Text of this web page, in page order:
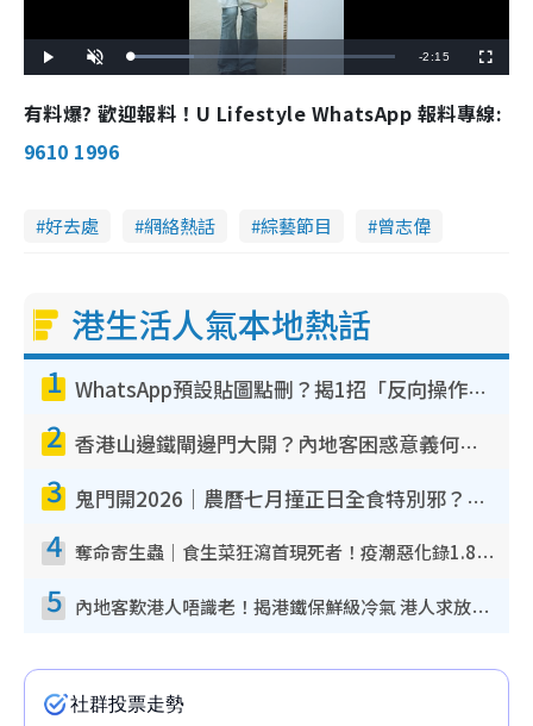
l
n
t
e
L
o
e
d
R
n
m
-2:15
u
s
c
有料爆? 歡迎報料！U Lifestyle WhatsApp 報料專線:
9610 1996
好去處 網絡熱話 綜藝節目 曾志偉
港生活人氣本地熱話
1 WhatsApp預設貼圖點刪？揭1招「反向操作」還原簡潔介面 附3步實測教學
2 香港山邊鐵閘邊門大開？內地客困惑意義何在！網民神回覆：呢種叫法理性防禦
3 鬼門開2026｜農曆七月撞正日全食特別邪？專家警告切忌做一事！揭4大禁忌+2招保平安
4 奪命寄生蟲｜食生菜狂瀉首現死者！疫潮惡化錄1.8萬宗病例 揭洗菜3大謬誤
5 內地客歎港人唔識老！揭港鐵保鮮級冷氣 港人求放過：咪投訴